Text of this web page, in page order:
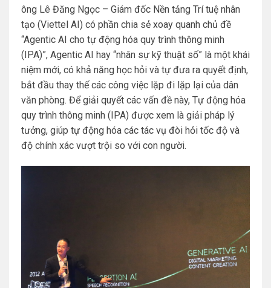
ông Lê Đăng Ngọc – Giám đốc Nền tảng Trí tuệ nhân
tạo (Viettel AI) có phần chia sẻ xoay quanh chủ đề
“Agentic AI cho tự động hóa quy trình thông minh
(IPA)”, Agentic AI hay “nhân sự kỹ thuật số” là một khái
niệm mới, có khả năng học hỏi và tự đưa ra quyết định,
bắt đầu thay thế các công việc lặp đi lặp lại của dân
văn phòng. Để giải quyết các vấn đề này, Tự động hóa
quy trình thông minh (IPA) được xem là giải pháp lý
tưởng, giúp tự động hóa các tác vụ đòi hỏi tốc độ và
độ chính xác vượt trội so với con người.